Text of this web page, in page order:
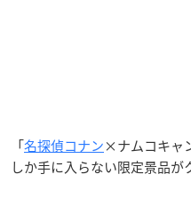
「名探偵コナン×ナムコキャ
しか手に入らない限定景品が